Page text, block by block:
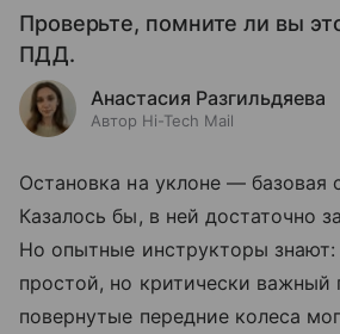
Проверьте, помните ли вы
ПДД.
Анастасия Разгильдяева
Автор Hi-Tech Mail
Остановка на уклоне — базовая
Казалось бы, в ней достаточно
Но опытные инструкторы
простой, но критически важный
повернутые передние колеса